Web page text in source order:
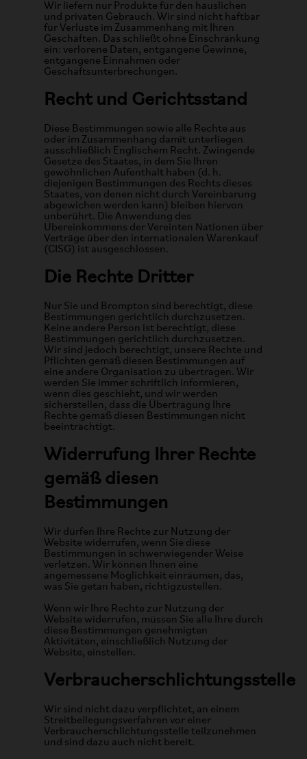
Wir liefern nur Produkte für den häuslichen
und privaten Gebrauch. Wir sind nicht haftbar
für Verluste im Zusammenhang mit Ihren
Geschäften. Das schließt ohne Einschränkung
ein: verlorene Daten, entgangene Gewinne,
entgangene Einnahmen oder
Geschäftsunterbrechungen.
Recht und Gerichtsstand
Diese Bestimmungen sowie alle Rechte aus
oder im Zusammenhang damit unterliegen
ausschließlich Englischem Recht. Zwingende
Gesetze des Staates, in dem Sie Ihren
gewöhnlichen Aufenthalt haben (d. h.
diejenigen Bestimmungen des Rechts dieses
Staates, von denen nicht durch Vereinbarung
abgewichen werden kann) bleiben hiervon
unberührt. Die Anwendung des
Übereinkommens der Vereinten Nationen über
Verträge über den internationalen Warenkauf
(CISG) ist ausgeschlossen.
Die Rechte Dritter
Nur Sie und Brompton sind berechtigt, diese
Bestimmungen gerichtlich durchzusetzen.
Keine andere Person ist berechtigt, diese
Bestimmungen gerichtlich durchzusetzen.
Wir sind jedoch berechtigt, unsere Rechte und
Pflichten gemäß diesen Bestimmungen auf
eine andere Organisation zu übertragen. Wir
werden Sie immer schriftlich informieren,
wenn dies geschieht, und wir werden
sicherstellen, dass die Übertragung Ihre
Rechte gemäß diesen Bestimmungen nicht
beeinträchtigt.
Widerrufung Ihrer Rechte
gemäß diesen
Bestimmungen
Wir dürfen Ihre Rechte zur Nutzung der
Website widerrufen, wenn Sie diese
Bestimmungen in schwerwiegender Weise
verletzen. Wir können Ihnen eine
angemessene Möglichkeit einräumen, das,
was Sie getan haben, richtigzustellen.
Wenn wir Ihre Rechte zur Nutzung der
Website widerrufen, müssen Sie alle Ihre durch
diese Bestimmungen genehmigten
Aktivitäten, einschließlich Nutzung der
Website, einstellen.
Verbraucherschlichtungsstelle
Wir sind nicht dazu verpflichtet, an einem
Streitbeilegungsverfahren vor einer
Verbraucherschlichtungsstelle teilzunehmen
und sind dazu auch nicht bereit.